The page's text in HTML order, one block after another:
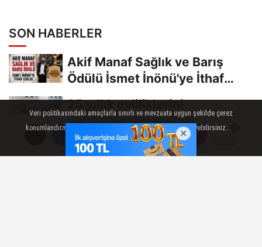
SON HABERLER
Akif Manaf Sağlık ve Barış
Ödülü İsmet İnönü'ye İthaf
25 yıllık evliliklerini
hayallerindeki düğünle
taçlandırdılar
Ankara’dan Giresun’a 28 bin
Veri politikasındaki amaçlarla sınırlı ve mevzuata uygun şekilde çerez
konumlandırmaktayız. Detaylar için veri politikamızı inceleyebilirsiniz...
AYRINTILAR
TAMAM